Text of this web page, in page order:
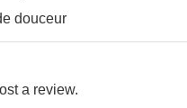
douceur
a review.